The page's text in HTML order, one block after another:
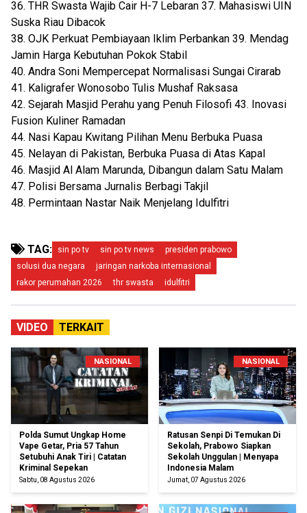
36. THR Swasta Wajib Cair H-7 Lebaran 37. Mahasiswi UIN
Suska Riau Dibacok
38. OJK Perkuat Pembiayaan Iklim Perbankan 39. Mendag
Jamin Harga Kebutuhan Pokok Stabil
40. Andra Soni Mempercepat Normalisasi Sungai Cirarab
41. Kaligrafer Wonosobo Tulis Mushaf Raksasa
42. Sejarah Masjid Perahu yang Penuh Filosofi 43. Inovasi
Fusion Kuliner Ramadan
44. Nasi Kapau Kwitang Pilihan Menu Berbuka Puasa
45. Nelayan di Pakistan, Berbuka Puasa di Atas Kapal
46. Masjid Al Alam Marunda, Dibangun dalam Satu Malam
47. Polisi Bersama Jurnalis Berbagi Takjil
48. Permintaan Nastar Naik Menjelang Idulfitri
TAG: sin po tv sin po tv news
presiden prabowo
solusi dua negara
jaringan narkoba internasional
rakor perumahan 2026
thr swasta idulfitri
VIDEO TERKAIT
NASIONAL
Polda Sumut Ungkap Home
Vape Getar, Pria 57 Tahun
Setubuhi Anak Tiri | Catatan
Kriminal Sepekan
Sabtu, 08 Agustus 2026
NASIONAL
Ratusan Senpi Di Temukan Di
Sekolah, Prabowo Siapkan
Sekolah Unggulan | Menyapa
Indonesia Malam
Jumat, 07 Agustus 2026